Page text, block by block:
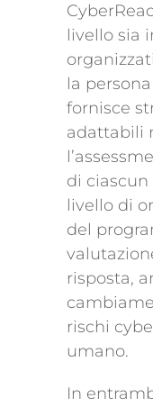
livello sia
la
fornisce
adattabili
di
livello di
del
risposta,
rischi
umano.
In